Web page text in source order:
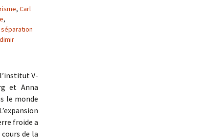
, Carl
,
séparation
V-
et Anna
le monde
froide a
de la